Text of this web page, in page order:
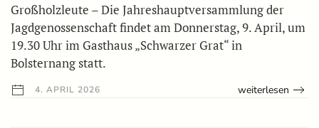
Großholzleute – Die Jahreshauptversammlung der
Jagdgenossenschaft findet am Donnerstag, 9. April, um
19.30 Uhr im Gasthaus „Schwarzer Grat“ in
Bolsternang statt.
4. APRIL 2026 weiterlesen